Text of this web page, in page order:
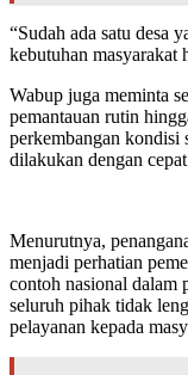
“Sudah ada satu desa
kebutuhan masyarakat
Wabup juga meminta
pemantauan rutin
perkembangan kondisi
dilakukan dengan
Menurutnya,
menjadi perhatian
contoh nasional dalam
seluruh pihak tidak
pelayanan kepada